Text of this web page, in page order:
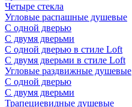
Четыре стекла
Угловые распашные душевые
С одной дверью
С двумя дверьми
С одной дверью в стиле Loft
С двумя дверьми в стиле Loft
Угловые раздвижные душевые
С одной дверью
С двумя дверьми
Трапециевидные душевые